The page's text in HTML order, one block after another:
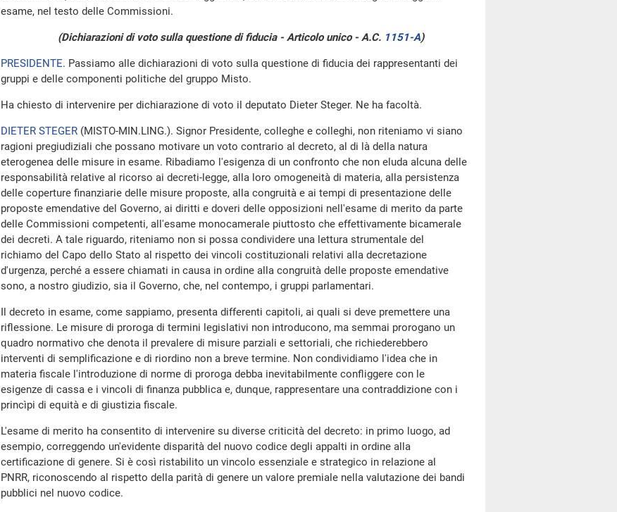
esame, nel testo delle Commissioni.
(Dichiarazioni di voto sulla questione di fiducia - Articolo unico - A.C. 1151-A​)
PRESIDENTE. Passiamo alle dichiarazioni di voto sulla questione di fiducia dei rappresentanti dei
gruppi e delle componenti politiche del gruppo Misto.
Ha chiesto di intervenire per dichiarazione di voto il deputato Dieter Steger. Ne ha facoltà.
DIETER STEGER (MISTO-MIN.LING.). Signor Presidente, colleghe e colleghi, non riteniamo vi siano
ragioni pregiudiziali che possano motivare un voto contrario al decreto, al di là della natura
eterogenea delle misure in esame. Ribadiamo l'esigenza di un confronto che non eluda alcuna delle
responsabilità relative al ricorso ai decreti-legge, alla loro omogeneità di materia, alla persistenza
delle coperture finanziarie delle misure proposte, alla congruità e ai tempi di presentazione delle
proposte emendative del Governo, ai diritti e doveri delle opposizioni nell'esame di merito da parte
delle Commissioni competenti, all'esame monocamerale piuttosto che effettivamente bicamerale
dei decreti. A tale riguardo, riteniamo non si possa condividere una lettura strumentale del
richiamo del Capo dello Stato al rispetto dei vincoli costituzionali relativi alla decretazione
d'urgenza, perché a essere chiamati in causa in ordine alla congruità delle proposte emendative
sono, a nostro giudizio, sia il Governo, che, nel contempo, i gruppi parlamentari.
Il decreto in esame, come sappiamo, presenta differenti capitoli, ai quali si deve premettere una
riflessione. Le misure di proroga di termini legislativi non introducono, ma semmai prorogano un
quadro normativo che denota il prevalere di misure parziali e settoriali, che richiederebbero
interventi di semplificazione e di riordino non a breve termine. Non condividiamo l'idea che in
materia fiscale l'introduzione di norme di proroga debba inevitabilmente confliggere con le
esigenze di cassa e i vincoli di finanza pubblica e, dunque, rappresentare una contraddizione con i
princìpi di equità e di giustizia fiscale.
L'esame di merito ha consentito di intervenire su diverse criticità del decreto: in primo luogo, ad
esempio, correggendo un'evidente disparità del nuovo codice degli appalti in ordine alla
certificazione di genere. Si è così ristabilito un vincolo essenziale e strategico in relazione al
PNRR, riconoscendo al rispetto della parità di genere un valore premiale nella valutazione dei bandi
pubblici nel nuovo codice.